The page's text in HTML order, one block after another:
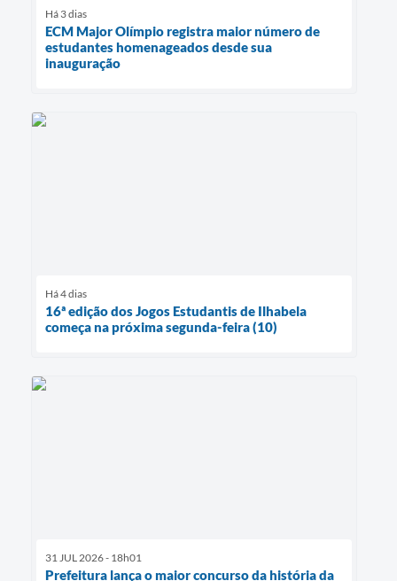
Há 3 dias
ECM Major Olímpio registra maior número de
estudantes homenageados desde sua
inauguração
Há 4 dias
16ª edição dos Jogos Estudantis de Ilhabela
começa na próxima segunda-feira (10)
31 JUL 2026 - 18h01
Prefeitura lança o maior concurso da história da